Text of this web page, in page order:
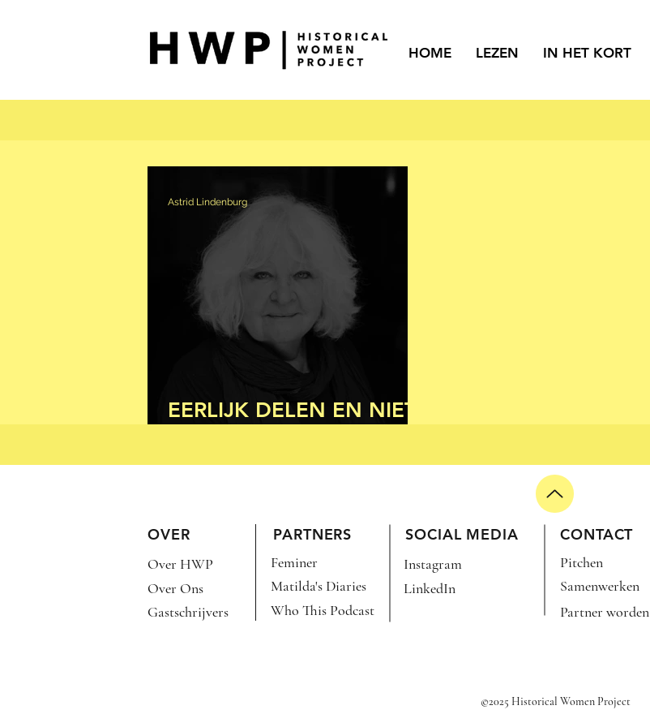
HOME LEZEN IN HET KORT
EERLIJK DELEN EN NIET
Astrid Lindenburg
OVER PARTNERS SOCIAL MEDIA CONTACT
Over HWP
Over Ons
Pitchen
Samenwerken
Instagram
Feminer
Matilda's Diaries
LinkedIn
Gastschrijvers
Who This Podcast Partner worden
©2025 Historical Women Project